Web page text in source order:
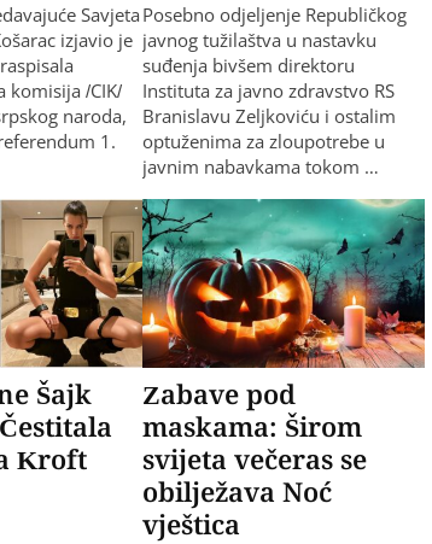
Savjeta
izjavio je
komisija /CIK/
naroda,
1.
Posebno odjeljenje Republičkog
javnog tužilaštva u nastavku
suđenja bivšem direktoru
Instituta za javno zdravstvo RS
Branislavu Zeljkoviću i ostalim
optuženima za zloupotrebe u
javnim nabavkama tokom …
Šajk
Kroft
Zabave pod
maskama: Širom
svijeta večeras se
obilježava Noć
vještica